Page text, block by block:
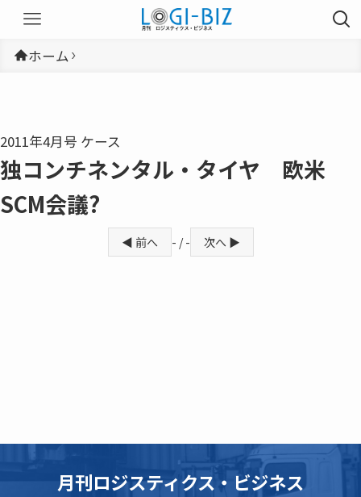
ホーム
2011年4月号 ケース
独コンチネンタル・タイヤ 欧米
SCM会議?
◀ 前へ - / - 次へ ▶
月刊ロジスティクス・ビジネス